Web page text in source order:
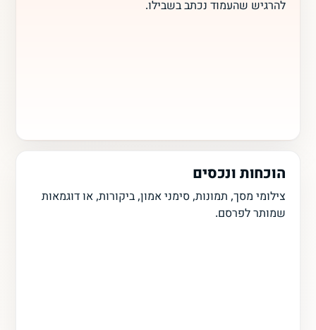
להרגיש שהעמוד נכתב בשבילו.
הוכחות ונכסים
צילומי מסך, תמונות, סימני אמון, ביקורות, או דוגמאות
שמותר לפרסם.